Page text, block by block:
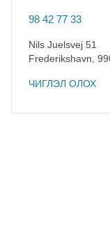
98 42 77 33
Nils Juelsvej 51
Frederikshavn
ЧИГЛЭЛ ОЛОХ